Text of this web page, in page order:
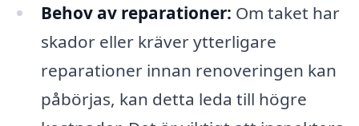
Behov av reparationer: Om taket har
skador eller kräver ytterligare
reparationer innan renoveringen kan
påbörjas, kan detta leda till högre